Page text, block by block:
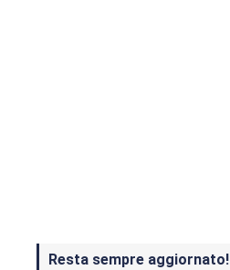
Resta sempre aggiornato!